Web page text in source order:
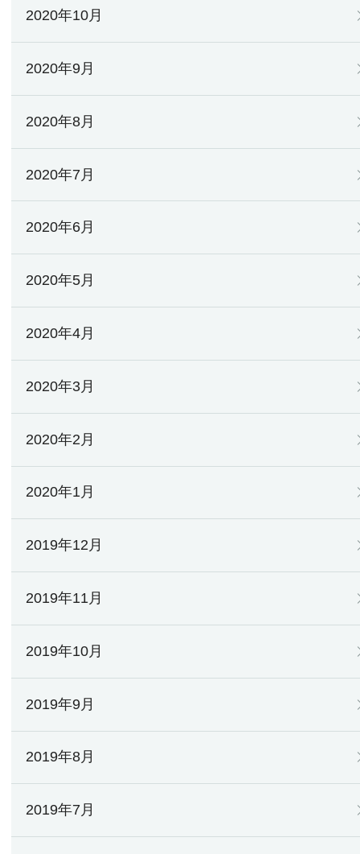
2020年10月
2020年9月
2020年8月
2020年7月
2020年6月
2020年5月
2020年4月
2020年3月
2020年2月
2020年1月
2019年12月
2019年11月
2019年10月
2019年9月
2019年8月
2019年7月